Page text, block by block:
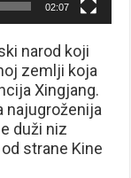
02:07
narod koji
zemlji koja
Xingjang.
najugroženija
duži niz
strane Kine